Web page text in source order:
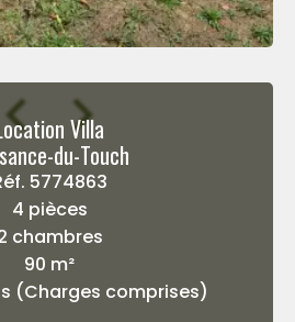
Villa
du-Touch
5774863
4 pièces
chambres
90 m²
(Charges comprises)